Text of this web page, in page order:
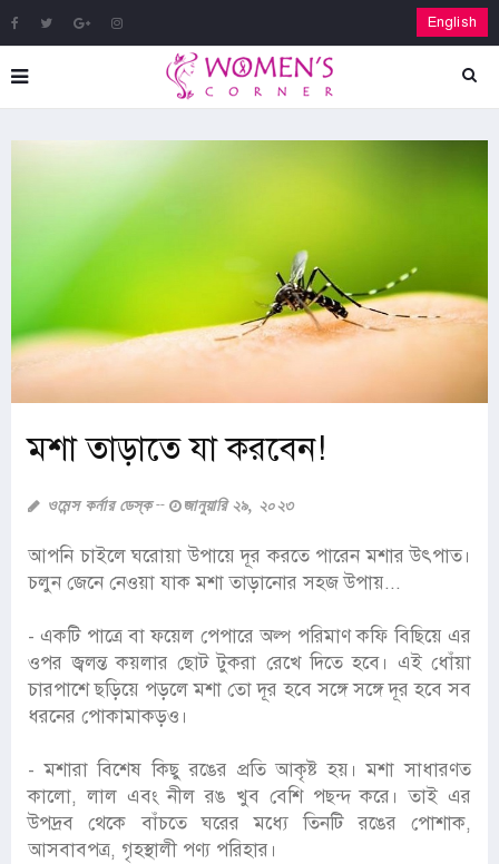
English
মশা তাড়াতে যা করবেন!
ওমেন্স কর্নার ডেস্ক জানুয়ারি ২৯, ২০২৩
আপনি চাইলে ঘরোয়া উপায়ে দূর করতে পারেন মশার উৎপাত।
চলুন জেনে নেওয়া যাক মশা তাড়ানোর সহজ উপায়...
- একটি পাত্রে বা ফয়েল পেপারে অল্প পরিমাণ কফি বিছিয়ে এর
ওপর জ্বলন্ত কয়লার ছোট টুকরা রেখে দিতে হবে। এই ধোঁয়া
চারপাশে ছড়িয়ে পড়লে মশা তো দূর হবে সঙ্গে সঙ্গে দূর হবে সব
ধরনের পোকামাকড়ও।
- মশারা বিশেষ কিছু রঙের প্রতি আকৃষ্ট হয়। মশা সাধারণত
কালো, লাল এবং নীল রঙ খুব বেশি পছন্দ করে। তাই এর
উপদ্রব থেকে বাঁচতে ঘরের মধ্যে তিনটি রঙের পোশাক,
আসবাবপত্র, গৃহস্থালী পণ্য পরিহার।